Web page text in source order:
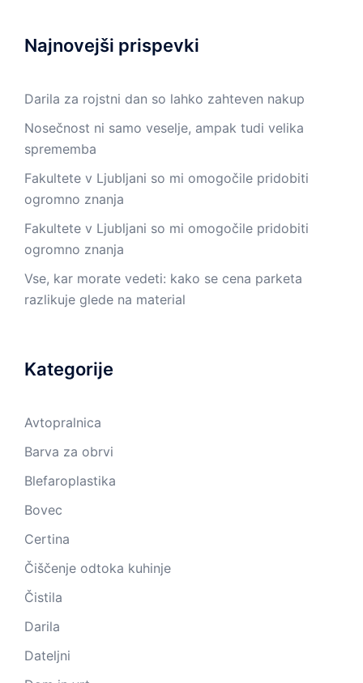
Najnovejši prispevki
Darila za rojstni dan so lahko zahteven nakup
Nosečnost ni samo veselje, ampak tudi velika
sprememba
Fakultete v Ljubljani so mi omogočile pridobiti
ogromno znanja
Fakultete v Ljubljani so mi omogočile pridobiti
ogromno znanja
Vse, kar morate vedeti: kako se cena parketa
razlikuje glede na material
Kategorije
Avtopralnica
Barva za obrvi
Blefaroplastika
Bovec
Certina
Čiščenje odtoka kuhinje
Čistila
Darila
Dateljni